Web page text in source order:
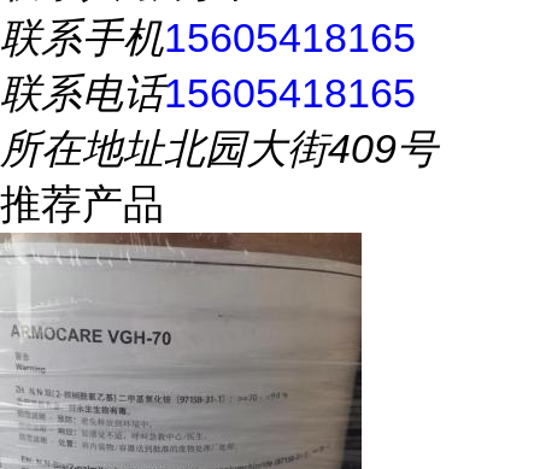
联系手机15605418165
联系电话15605418165
所在地址北园大街409号
推荐产品